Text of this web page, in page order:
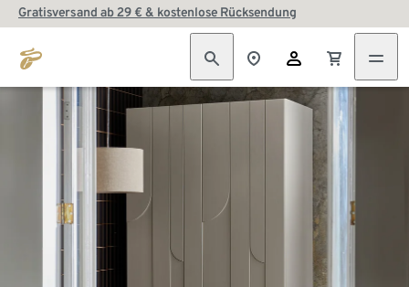
Gratisversand ab 29 € & kostenlose Rücksendung